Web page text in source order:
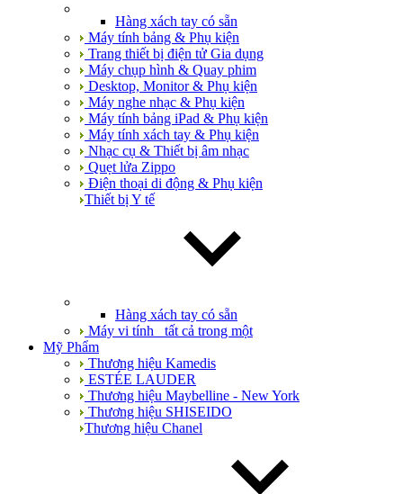
Hàng xách tay có sẵn
Máy tính bảng & Phụ kiện
Trang thiết bị điện tử Gia dụng
Máy chụp hình & Quay phim
Desktop, Monitor & Phụ kiện
Máy nghe nhạc & Phụ kiện
Máy tính bảng iPad & Phụ kiện
Máy tính xách tay & Phụ kiện
Nhạc cụ & Thiết bị âm nhạc
Quẹt lửa Zippo
Điện thoại di động & Phụ kiện
Thiết bị Y tế
Hàng xách tay có sẵn
Máy vi tính_ tất cả trong một
Mỹ Phẩm
Thương hiệu Kamedis
ESTÉE LAUDER
Thương hiệu Maybelline - New York
Thương hiệu SHISEIDO
Thương hiệu Chanel